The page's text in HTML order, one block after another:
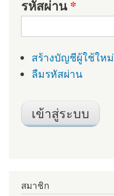
รหัสผ่าน*
สร้างบัญชีผู้ใช้ใหม่
ลืมรหัสผ่าน
สมาชิก